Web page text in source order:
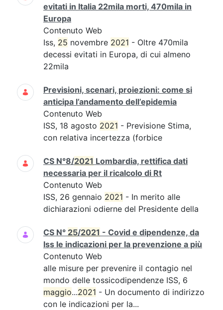
evitati in Italia 22mila morti, 470mila in
Europa
Contenuto Web
Iss, 25 novembre 2021 - Oltre 470mila
decessi evitati in Europa, di cui almeno
22mila
Previsioni, scenari, proiezioni: come si
anticipa l’andamento dell’epidemia
Contenuto Web
ISS, 18 agosto 2021 - Previsione Stima,
con relativa incertezza (forbice
CS N°8/2021 Lombardia, rettifica dati
necessaria per il ricalcolo di Rt
Contenuto Web
ISS, 26 gennaio 2021 - In merito alle
dichiarazioni odierne del Presidente della
CS N° 25/2021 - Covid e dipendenze, da
Iss le indicazioni per la prevenzione a più
Contenuto Web
alle misure per prevenire il contagio nel
mondo delle tossicodipendenze ISS, 6
maggio...2021 - Un documento di indirizzo
con le indicazioni per la...